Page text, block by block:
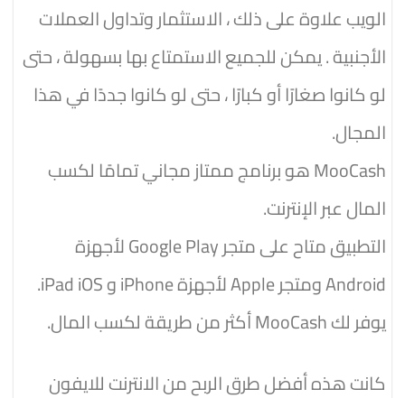
الويب علاوة على ذلك ، الاستثمار وتداول العملات
الأجنبية . يمكن للجميع الاستمتاع بها بسهولة ، حتى
لو كانوا صغارًا أو كبارًا ، حتى لو كانوا جددًا في هذا
المجال.
MooCash هو برنامج ممتاز مجاني تمامًا لكسب
المال عبر الإنترنت.
التطبيق متاح على متجر Google Play لأجهزة
Android ومتجر Apple لأجهزة iPhone و iPad iOS.
يوفر لك MooCash أكثر من طريقة لكسب المال.
كانت هذه أفضل طرق الربح من الانترنت للايفون